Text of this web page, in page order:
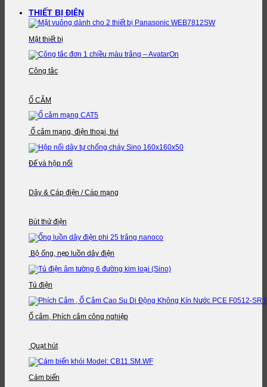
THIẾT BỊ ĐIỆN
Mặt thiết bị
Công tắc
Ổ CẮM
Ổ cắm mạng, điện thoại, tivi
Đế và hộp nối
Dây & Cáp điện / Cáp mạng
Bút thử điện
Bộ ống, nẹp luồn dây điện
Tủ điện
Ổ cắm, Phích cắm công nghiệp
Quạt hút
Cảm biến